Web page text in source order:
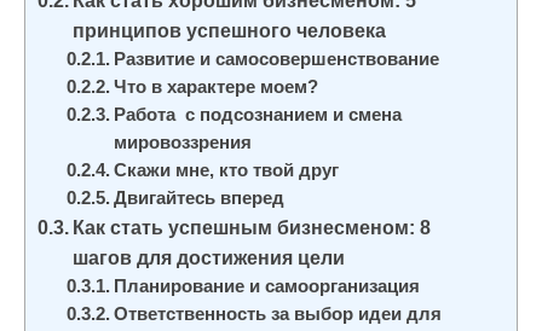
принципов успешного человека
Развитие и самосовершенствование
Что в характере моем?
Работа с подсознанием и смена
мировоззрения
Скажи мне, кто твой друг
Двигайтесь вперед
Как стать успешным бизнесменом: 8
шагов для достижения цели
Планирование и самоорганизация
Ответственность за выбор идеи для